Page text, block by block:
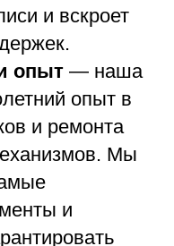
и вскроет
опыт — наша
опыт в
и ремонта
Мы
и